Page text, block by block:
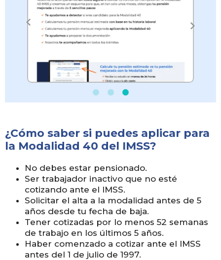
¿Cómo saber si puedes aplicar para
la Modalidad 40 del IMSS?
No debes estar pensionado.
Ser trabajador inactivo que no esté
cotizando ante el IMSS.
Solicitar el alta a la modalidad antes de 5
años desde tu fecha de baja.
Tener cotizadas por lo menos 52 semanas
de trabajo en los últimos 5 años.
Haber comenzado a cotizar ante el IMSS
antes del 1 de julio de 1997.